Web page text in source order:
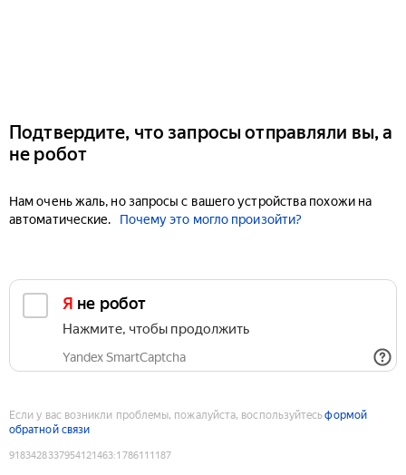
Подтвердите, что запросы отправляли вы, а
не робот
Нам очень жаль, но запросы с вашего устройства похожи на
автоматические.
Почему это могло произойти?
Я не робот
Нажмите, чтобы продолжить
Yandex SmartCaptcha
Если у вас возникли проблемы, пожалуйста, воспользуйтесьформой
обратной связи
9183428337954121463:1786111187